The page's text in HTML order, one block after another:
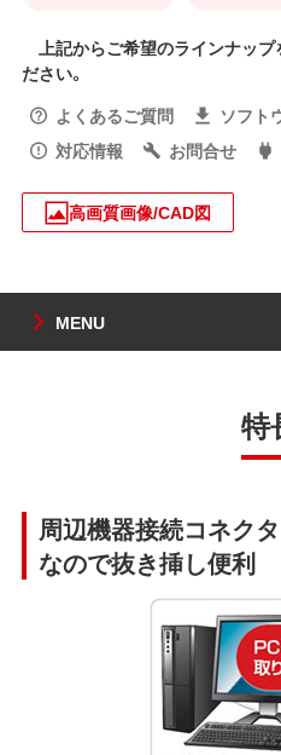
上記からご希望のラインナップ
ださい。
よくあるご質問
ソフト
対応情報
お問合せ
高画質画像/CAD図
MENU
特
周辺機器接続コネク
なので抜き挿し便利